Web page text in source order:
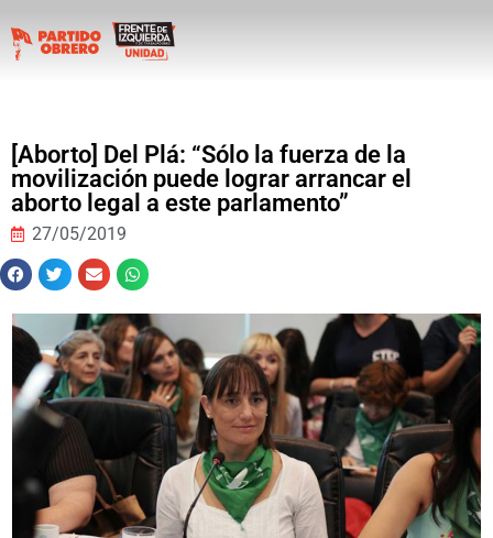
[Aborto] Del Plá: “Sólo la fuerza de la
movilización puede lograr arrancar el
aborto legal a este parlamento”
27/05/2019